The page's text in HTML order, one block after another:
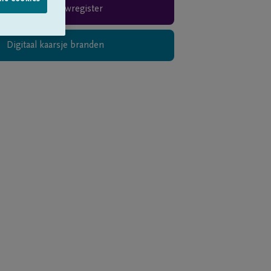
Rouwregister
Digitaal kaarsje branden